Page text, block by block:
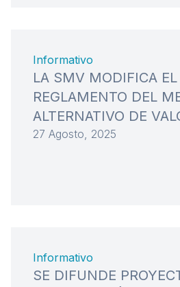
Informativo
LA SMV MODIFICA EL
REGLAMENTO DEL
ALTERNATIVO DE
27 Agosto, 2025
Informativo
SE DIFUNDE